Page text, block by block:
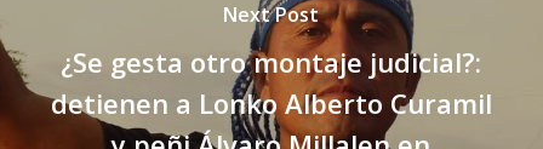
Next Post
¿Se gesta otro montaje judicial?:
detienen a Lonko Alberto Curamil